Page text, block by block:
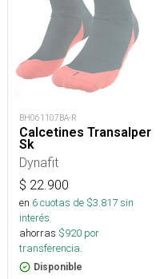
BH061107BA-R
Calcetines Transalper
Sk
Dynafit
$ 22.900
en 6cuotas de $3.817sin
interés
ahorras $920 por
transferencia.
Disponible